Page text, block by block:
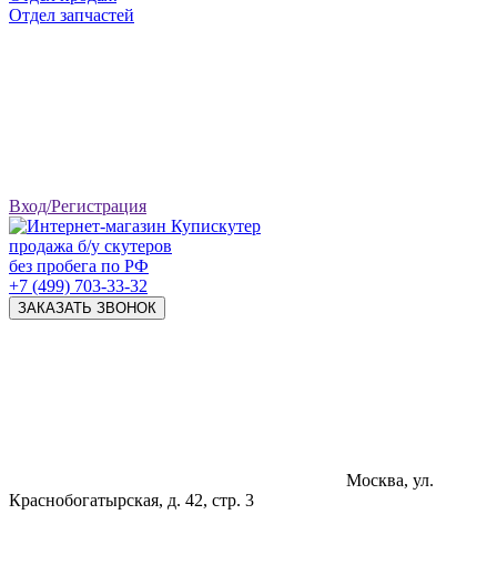
Отдел запчастей
Вход/Регистрация
продажа б/у скутеров
без пробега по РФ
+7 (499) 703-33-32
ЗАКАЗАТЬ ЗВОНОК
Москва, ул.
Краснобогатырская, д. 42, стр. 3